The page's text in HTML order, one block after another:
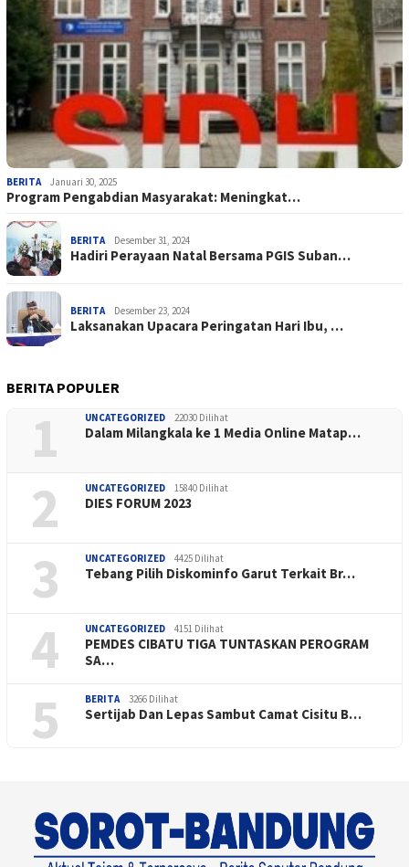
BERITA Januari 30, 2025
Program Pengabdian Masyarakat: Meningkat…
BERITA Desember 31, 2024
Hadiri Perayaan Natal Bersama PGIS Suban…
BERITA Desember 23, 2024
Laksanakan Upacara Peringatan Hari Ibu, …
BERITA POPULER
1 UNCATEGORIZED 22030 Dilihat
Dalam Milangkala ke 1 Media Online Matap…
2 UNCATEGORIZED 15840 Dilihat
DIES FORUM 2023
3 UNCATEGORIZED 4425 Dilihat
Tebang Pilih Diskominfo Garut Terkait Br…
4 UNCATEGORIZED 4151 Dilihat
PEMDES CIBATU TIGA TUNTASKAN PEROGRAM
SA…
5 BERITA 3266 Dilihat
Sertijab Dan Lepas Sambut Camat Cisitu B…